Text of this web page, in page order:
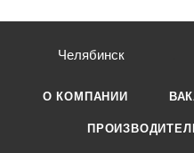
Челябинск
О КОМПАНИИ